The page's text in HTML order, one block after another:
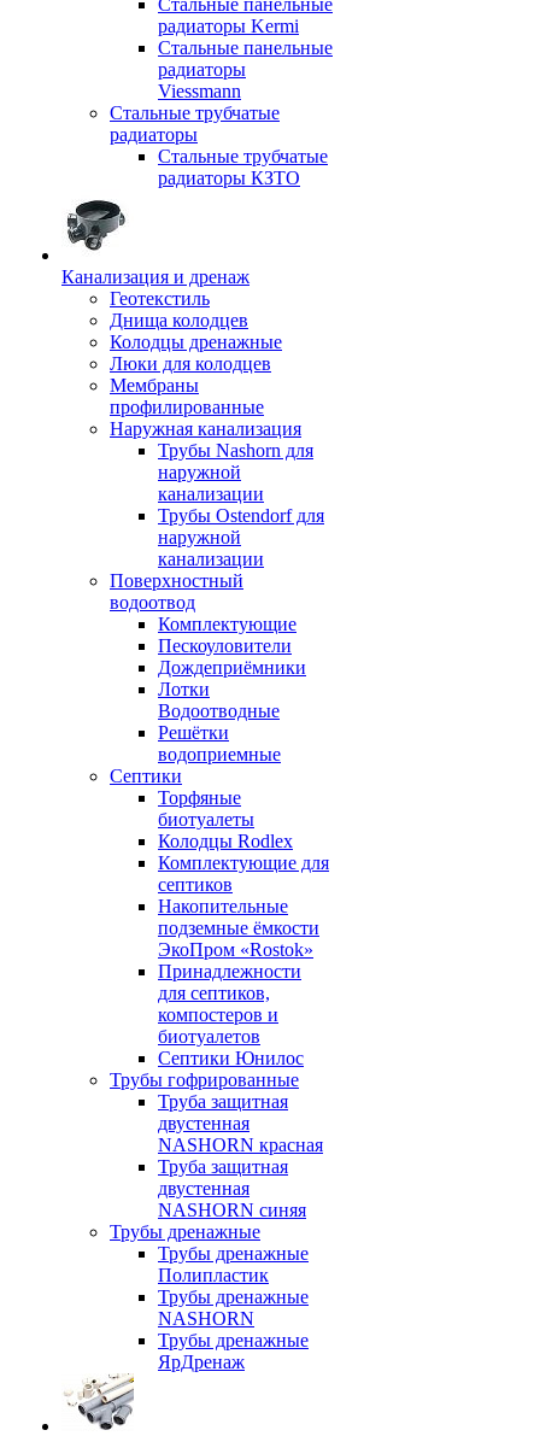
Стальные панельные
радиаторы Kermi
Стальные панельные
радиаторы
Viessmann
Стальные трубчатые
радиаторы
Стальные трубчатые
радиаторы КЗТО
Канализация и дренаж
Геотекстиль
Днища колодцев
Колодцы дренажные
Люки для колодцев
Мембраны
профилированные
Наружная канализация
Трубы Nashorn для
наружной
канализации
Трубы Ostendorf для
наружной
канализации
Поверхностный
водоотвод
Комплектующие
Пескоуловители
Дождеприёмники
Лотки
Водоотводные
Решётки
водоприемные
Септики
Торфяные
биотуалеты
Колодцы Rodlex
Комплектующие для
септиков
Накопительные
подземные ёмкости
ЭкоПром «Rostok»
Принадлежности
для септиков,
компостеров и
биотуалетов
Септики Юнилос
Трубы гофрированные
Труба защитная
двустенная
NASHORN красная
Труба защитная
двустенная
NASHORN синяя
Трубы дренажные
Трубы дренажные
Полипластик
Трубы дренажные
NASHORN
Трубы дренажные
ЯрДренаж